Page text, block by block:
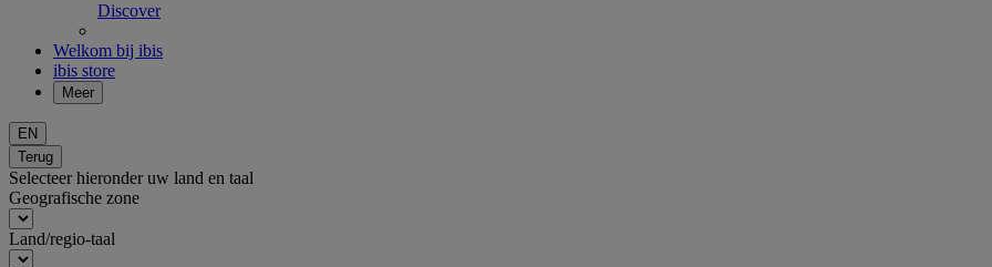
Discover
Welkom bij ibis
ibis store
Meer
EN
Terug
Selecteer hieronder uw land en taal
Geografische zone
Land/regio-taal